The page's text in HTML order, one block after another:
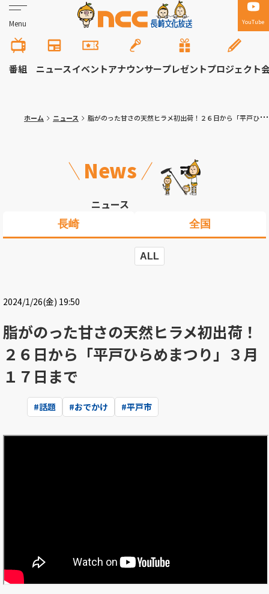
Menu YouTube
番組 ニュースイベントアナウンサープレゼントプロジェクト
ホーム ニュース 脂がのった甘さの天然ヒラメ初出荷！２６日から「平戸ひらめまつり」３月１７日まで
News
ニュース
長崎 全国
ALL
2024/1/26(金) 19:50
脂がのった甘さの天然ヒラメ初出荷！
２６日から「平戸ひらめまつり」３月
１７日まで
#話題 #おでかけ #平戸市